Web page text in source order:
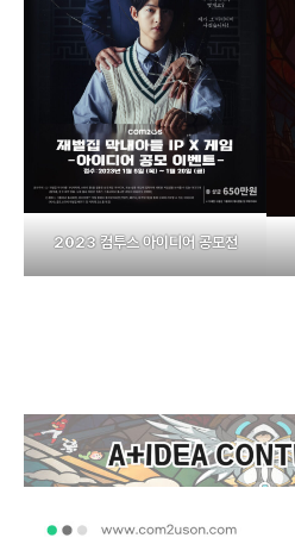
2023 컴투스 아이디어 공모전